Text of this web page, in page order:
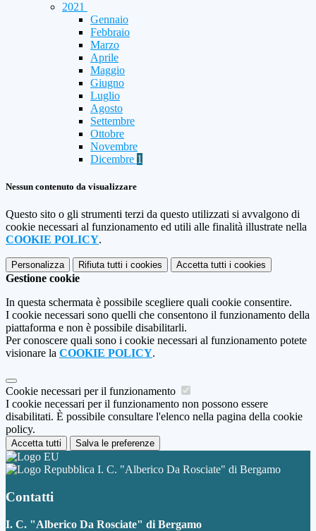
2021
Gennaio
Febbraio
Marzo
Aprile
Maggio
Giugno
Luglio
Agosto
Settembre
Ottobre
Novembre
Dicembre 1
Nessun contenuto da visualizzare
Questo sito o gli strumenti terzi da questo utilizzati si avvalgono di
cookie necessari al funzionamento ed utili alle finalità illustrate nella
COOKIE POLICY.
Personalizza Rifiuta tutti i cookies Accetta tutti i cookies
Gestione cookie
In questa schermata è possibile scegliere quali cookie consentire.
I cookie necessari sono quelli che consentono il funzionamento della
piattaforma e non è possibile disabilitarli.
Per conoscere quali sono i cookie necessari al funzionamento potete
visionare la COOKIE POLICY.
Cookie necessari per il funzionamento
I cookie necessari per il funzionamento non possono essere
disabilitati. È possibile consultare l'elenco nella pagina della cookie
policy.
Accetta tutti Salva le preferenze
I. C. "Alberico Da Rosciate" di Bergamo
Contatti
I. C. "Alberico Da Rosciate" di Bergamo